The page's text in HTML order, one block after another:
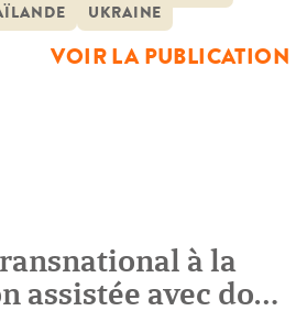
du sol national, […]
UKRAINE
VOIR LA PUBLICATION
à la
assistée avec don.